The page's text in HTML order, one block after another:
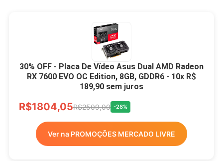
30% OFF - Placa De Vídeo Asus Dual AMD Radeon
RX 7600 EVO OC Edition, 8GB, GDDR6 - 10x R$
189,90 sem juros
R$1804,05R$2509,00 -28%
Ver na PROMOÇÕES MERCADO LIVRE